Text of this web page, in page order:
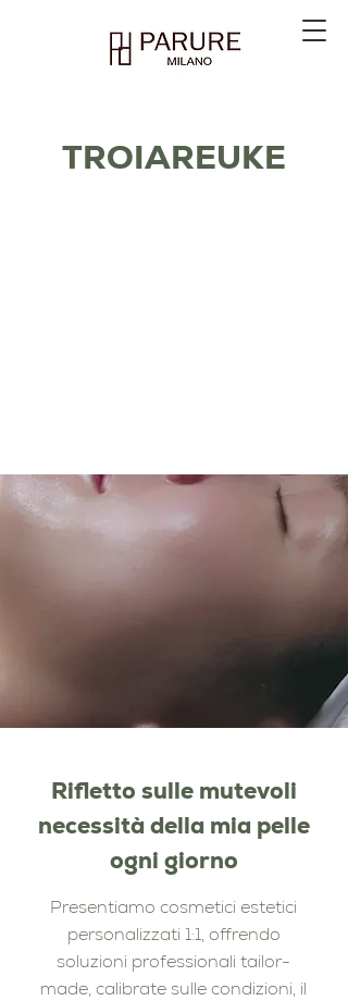
TROIAREUKE
Rifletto sulle mutevoli
necessità della mia pelle
ogni giorno
Presentiamo cosmetici estetici
personalizzati 1:1, offrendo
soluzioni professionali tailor-
made, calibrate sulle condizioni, il